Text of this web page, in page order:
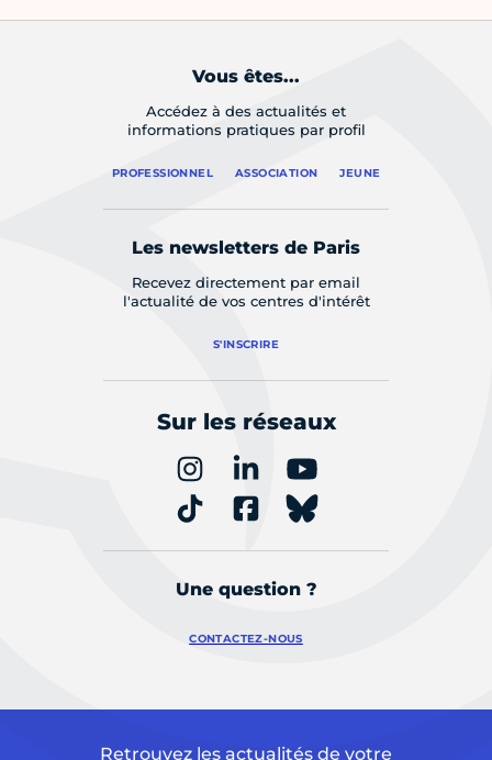
Vous êtes...
Accédez à des actualités et
informations pratiques par profil
PROFESSIONNEL ASSOCIATION JEUNE
Les newsletters de Paris
Recevez directement par email
l'actualité de vos centres d'intérêt
S'INSCRIRE
Sur les réseaux
Une question ?
CONTACTEZ-NOUS
Retrouvez les actualités de votre